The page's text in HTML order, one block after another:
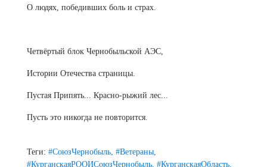
О людях, победивших боль и страх.
Четвёртый блок Чернобыльской АЭС,
Истории Отечества страницы.
Пустая Припять... Красно-рыжий лес...
Пусть это никогда не повторится.
Теги: #СоюзЧернобыль, #Ветераны,
#КурганскаяРООИСоюзЧернобыль, #КурганскаяОбласть,